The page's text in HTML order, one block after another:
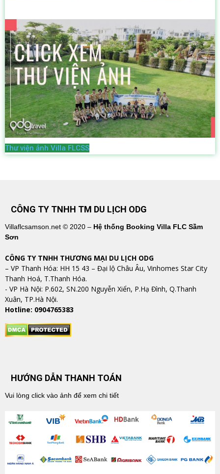
Thư viện ảnh Villa FLCSS
CÔNG TY TNHH TM DU LỊCH ODG
Villaflcsamson.net © 2020 – Hệ thống Booking Villa FLC Sầm
Sơn
CÔNG TY TNHH THƯƠNG MẠI DU LỊCH ODG
– VP Thanh Hóa: HH 15 43 – Đại lộ Châu Âu, Vinhomes Star City
Thanh Hoá, T.Thanh Hóa.
​​​​​​​- VP Hà Nội: P.602, SN.200 Nguyễn Xiển, P.Hạ Đình, Q.Thanh
Xuân, TP.Hà Nội.
Hotline: 0904765383
HƯỚNG DẪN THANH TOÁN
Vui lòng click vào ảnh để xem chi tiết